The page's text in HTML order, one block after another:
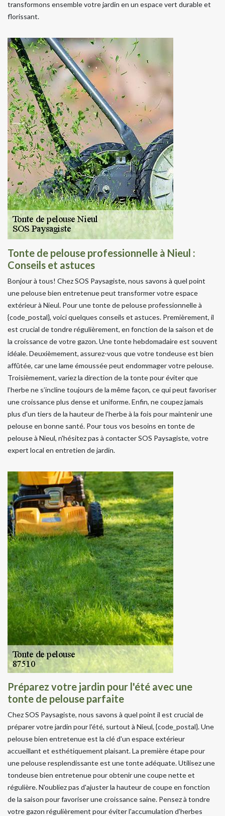
transformons ensemble votre jardin en un espace vert durable et
florissant.
Tonte de pelouse professionnelle à Nieul :
Conseils et astuces
Bonjour à tous! Chez SOS Paysagiste, nous savons à quel point
une pelouse bien entretenue peut transformer votre espace
extérieur à Nieul. Pour une tonte de pelouse professionnelle à
{code_postal}, voici quelques conseils et astuces. Premièrement, il
est crucial de tondre régulièrement, en fonction de la saison et de
la croissance de votre gazon. Une tonte hebdomadaire est souvent
idéale. Deuxièmement, assurez-vous que votre tondeuse est bien
affûtée, car une lame émoussée peut endommager votre pelouse.
Troisièmement, variez la direction de la tonte pour éviter que
l’herbe ne s’incline toujours de la même façon, ce qui peut favoriser
une croissance plus dense et uniforme. Enfin, ne coupez jamais
plus d'un tiers de la hauteur de l'herbe à la fois pour maintenir une
pelouse en bonne santé. Pour tous vos besoins en tonte de
pelouse à Nieul, n'hésitez pas à contacter SOS Paysagiste, votre
expert local en entretien de jardin.
Préparez votre jardin pour l'été avec une
tonte de pelouse parfaite
Chez SOS Paysagiste, nous savons à quel point il est crucial de
préparer votre jardin pour l'été, surtout à Nieul, {code_postal}. Une
pelouse bien entretenue est la clé d'un espace extérieur
accueillant et esthétiquement plaisant. La première étape pour
une pelouse resplendissante est une tonte adéquate. Utilisez une
tondeuse bien entretenue pour obtenir une coupe nette et
régulière. N'oubliez pas d'ajuster la hauteur de coupe en fonction
de la saison pour favoriser une croissance saine. Pensez à tondre
votre gazon régulièrement pour éviter l'accumulation d'herbes